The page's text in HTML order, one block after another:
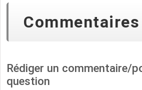
Commentaires
Rédiger un commentaire/
question